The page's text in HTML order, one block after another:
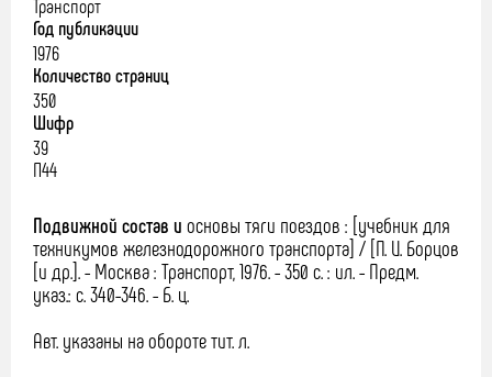
Транспорт
Год публикации
1976
Количество страниц
350
Шифр
39
П44
Подвижной состав и основы тяги поездов : [учебник для
техникумов железнодорожного транспорта] / [П. И. Борцов
[и др.]. - Москва : Транспорт, 1976. - 350 с. : ил. - Предм.
указ.: с. 340-346. - Б. ц.
Авт. указаны на обороте тит. л.